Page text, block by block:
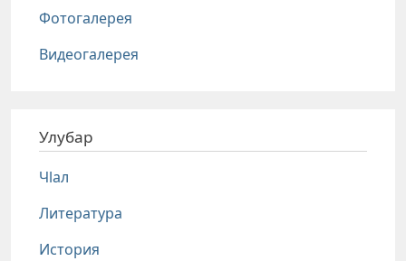
Фотогалерея
Видеогалерея
Улубар
Чlал
Литература
История